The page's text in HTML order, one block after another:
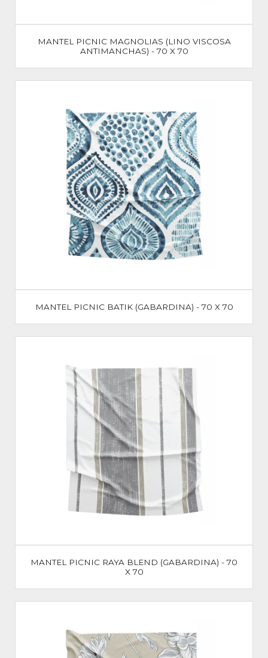
MANTEL PICNIC MAGNOLIAS (LINO VISCOSA
ANTIMANCHAS) - 70 X 70
MANTEL PICNIC BATIK (GABARDINA) - 70 X 70
MANTEL PICNIC RAYA BLEND (GABARDINA) - 70
X 70